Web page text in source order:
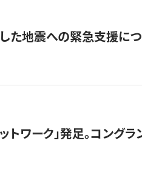
た地震への緊急支援に
ワーク」発足。コング